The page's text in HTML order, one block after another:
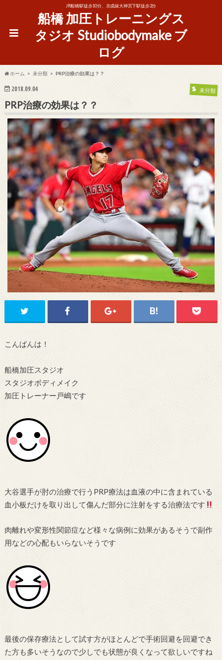
JR船橋駅徒歩10分、京成線大神宮下駅徒歩2分
船橋 加圧トレーニングス
タジオ Studiobodymake ブ
ログ
ホーム 未分類 PRP治療の効果は？？
2018.09.04 未分類
PRP治療の効果は？？
こんばんは！
船橋加圧スタジオ
スタジオボディメイク
加圧トレーナー戸嶋です
大谷選手が肘の治療で行うPRP療法は血液の中に含まれている
血小板だけを取り出して傷んだ部分に注射をする治療法です
肉離れや変形性関節症など様々な病例に効果があるそうで副作
用などの心配もいらないそうです
最後の保存療法として試す方がほとんどで手術回避を回避でき
た方も多いそうなので少しでも状態が良くなって欲しいですね